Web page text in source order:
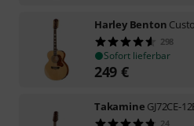
Harley Benton
298
Sofort lieferbar
249 €
Takamine GJ72CE-
24